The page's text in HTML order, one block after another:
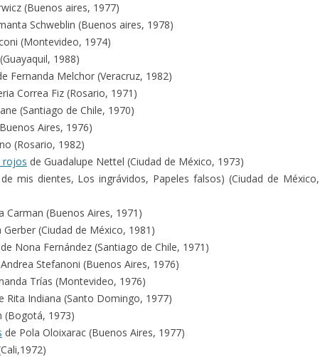
(Buenos aires, 1977)
Schweblin (Buenos aires, 1978)
(Montevideo, 1974)
1988)
Fernanda Melchor (Veracruz, 1982)
Correa Fiz (Rosario, 1971)
(Santiago de Chile, 1970)
Aires, 1976)
(Rosario, 1982)
rojos de Guadalupe Nettel (Ciudad de México, 1973)
mis dientes, Los ingrávidos, Papeles falsos) (Ciudad de México,
Carman (Buenos Aires, 1971)
Gerber (Ciudad de México, 1981)
de Nona Fernández (Santiago de Chile, 1971)
Stefanoni (Buenos Aires, 1976)
Trías (Montevideo, 1976)
Rita Indiana (Santo Domingo, 1977)
(Bogotá, 1973)
de Pola Oloixarac (Buenos Aires, 1977)